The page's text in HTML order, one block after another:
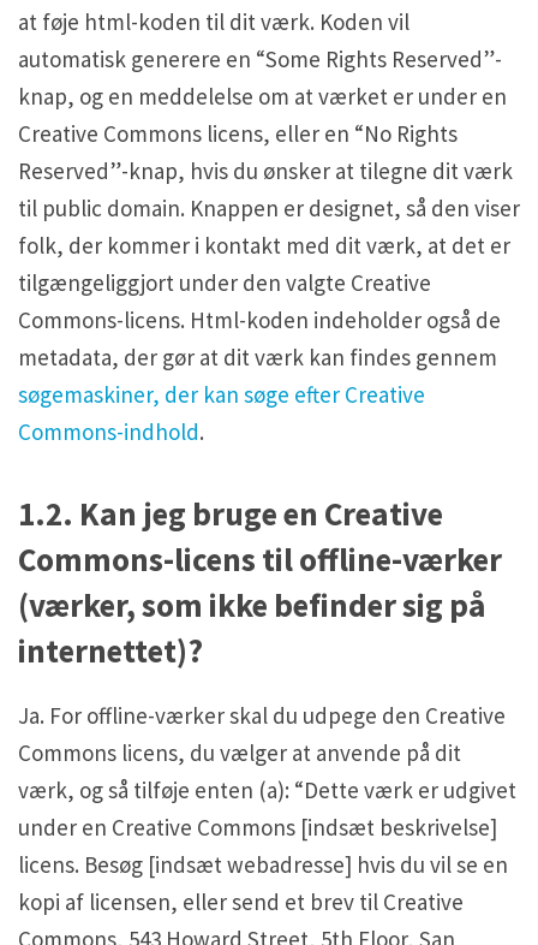
at føje html-koden til dit værk. Koden vil
automatisk generere en “Some Rights Reserved”-
knap, og en meddelelse om at værket er under en
Creative Commons licens, eller en “No Rights
Reserved”-knap, hvis du ønsker at tilegne dit værk
til public domain. Knappen er designet, så den viser
folk, der kommer i kontakt med dit værk, at det er
tilgængeliggjort under den valgte Creative
Commons-licens. Html-koden indeholder også de
metadata, der gør at dit værk kan findes gennem
søgemaskiner, der kan søge efter Creative
Commons-indhold.
1.2. Kan jeg bruge en Creative
Commons-licens til offline-værker
(værker, som ikke befinder sig på
internettet)?
Ja. For offline-værker skal du udpege den Creative
Commons licens, du vælger at anvende på dit
værk, og så tilføje enten (a): “Dette værk er udgivet
under en Creative Commons [indsæt beskrivelse]
licens. Besøg [indsæt webadresse] hvis du vil se en
kopi af licensen, eller send et brev til Creative
Commons, 543 Howard Street, 5th Floor, San